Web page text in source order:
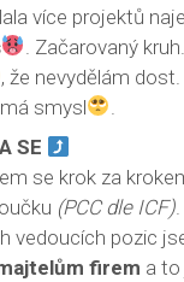
více projektů
. Začarovaný
, že nevydělám
smysl
SE
se krok za
(PCC dle ICF).
vedoucích pozic
firem a to